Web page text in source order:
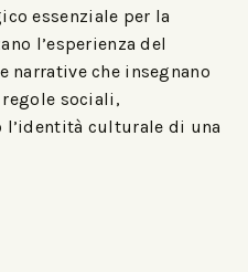
essenziale per la
l’esperienza del
narrative che insegnano
sociali,
culturale di una